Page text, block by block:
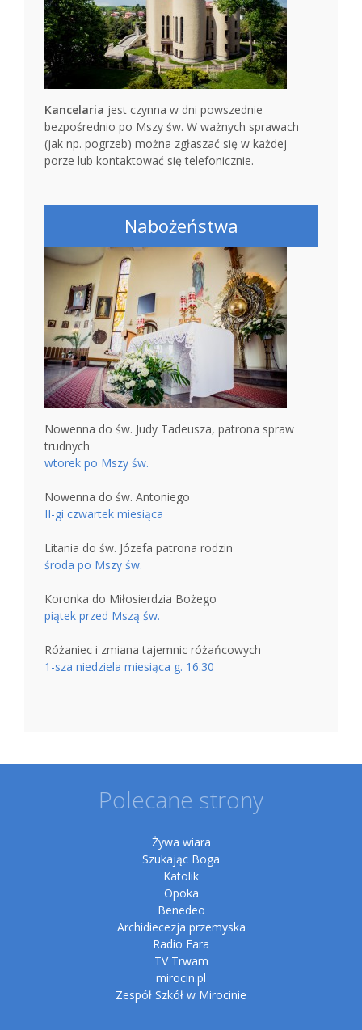
Kancelaria jest czynna w dni powszednie
bezpośrednio po Mszy św. W ważnych sprawach
(jak np. pogrzeb) można zgłaszać się w każdej
porze lub kontaktować się telefonicznie.
Nabożeństwa
Nowenna do św. Judy Tadeusza, patrona spraw
trudnych
wtorek po Mszy św.
Nowenna do św. Antoniego
II-gi czwartek miesiąca
Litania do św. Józefa patrona rodzin
środa po Mszy św.
Koronka do Miłosierdzia Bożego
piątek przed Mszą św.
Różaniec i zmiana tajemnic różańcowych
1-sza niedziela miesiąca g. 16.30
Polecane strony
Żywa wiara
Szukając Boga
Katolik
Opoka
Benedeo
Archidiecezja przemyska
Radio Fara
TV Trwam
mirocin.pl
Zespół Szkół w Mirocinie